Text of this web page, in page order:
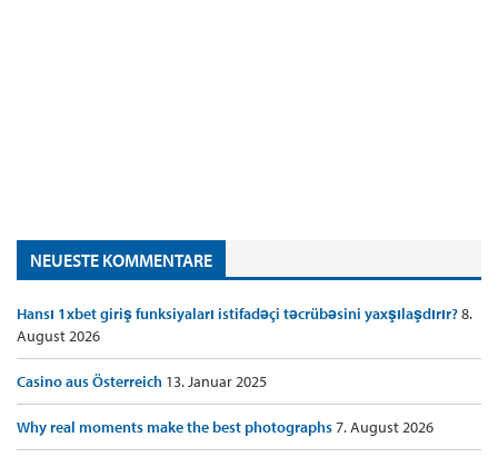
NEUESTE KOMMENTARE
Hansı 1xbet giriş funksiyaları istifadəçi təcrübəsini yaxşılaşdırır?8.
August 2026
Casino aus Österreich 13. Januar 2025
Why real moments make the best photographs7. August 2026